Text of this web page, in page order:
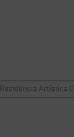
Residência Artística